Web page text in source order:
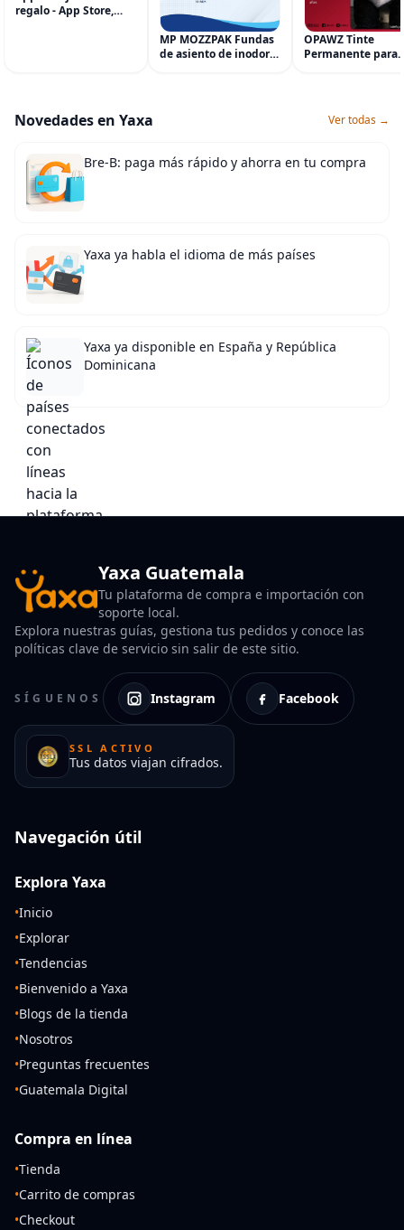
regalo - App Store,
MP MOZZPAK Fundas
de asiento de inodoro
OPAWZ Tinte
Permanente para
Segura por
Peluquería
Seguro
Novedades en Yaxa Ver todas →
Bre-B: paga más rápido y ahorra en tu compra
Yaxa ya habla el idioma de más países
Yaxa ya disponible en España y República
Dominicana
Yaxa Guatemala
Tu plataforma de compra e importación con
soporte local.
Explora nuestras guías, gestiona tus pedidos y conoce las
políticas clave de servicio sin salir de este sitio.
SÍGUENOS Instagram Facebook
SSL ACTIVO
Tus datos viajan cifrados.
Navegación útil
Explora Yaxa
•Inicio
•Explorar
•Tendencias
•Bienvenido a Yaxa
•Blogs de la tienda
•Nosotros
•Preguntas frecuentes
•Guatemala Digital
Compra en línea
•Tienda
•Carrito de compras
•Checkout